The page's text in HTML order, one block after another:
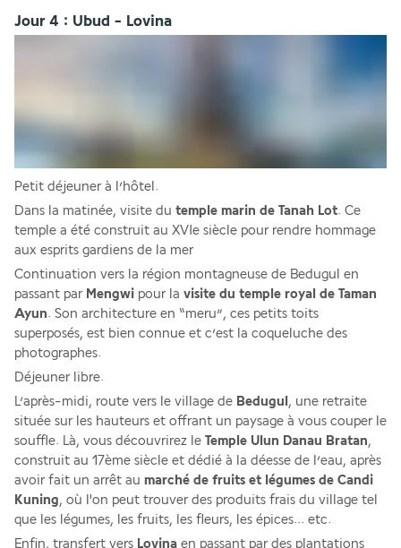
Jour 4 : Ubud - Lovina
Petit déjeuner à l’hôtel.
Dans la matinée, visite du temple marin de Tanah Lot. Ce
temple a été construit au XVIe siècle pour rendre hommage
aux esprits gardiens de la mer
Continuation vers la région montagneuse de Bedugul en
passant par Mengwi pour la visite du temple royal de Taman
Ayun. Son architecture en “meru”, ces petits toits
superposés, est bien connue et c’est la coqueluche des
photographes.
Déjeuner libre.
L’après-midi, route vers le village de Bedugul , une retraite
située sur les hauteurs et offrant un paysage à vous couper le
souffle. Là, vous découvrirez le Temple Ulun Danau Bratan,
construit au 17ème siècle et dédié à la déesse de l’eau, après
avoir fait un arrêt au marché de fruits et légumes de Candi
Kuning, où l'on peut trouver des produits frais du village tel
que les légumes, les fruits, les fleurs, les épices... etc.
Enfin, transfert vers Lovina en passant par des plantations